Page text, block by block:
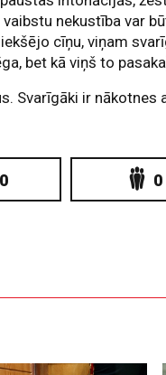
nekustība var
cīņu, viņam
bet kā viņš to
Svarīgāki ir nākotnes
0 0